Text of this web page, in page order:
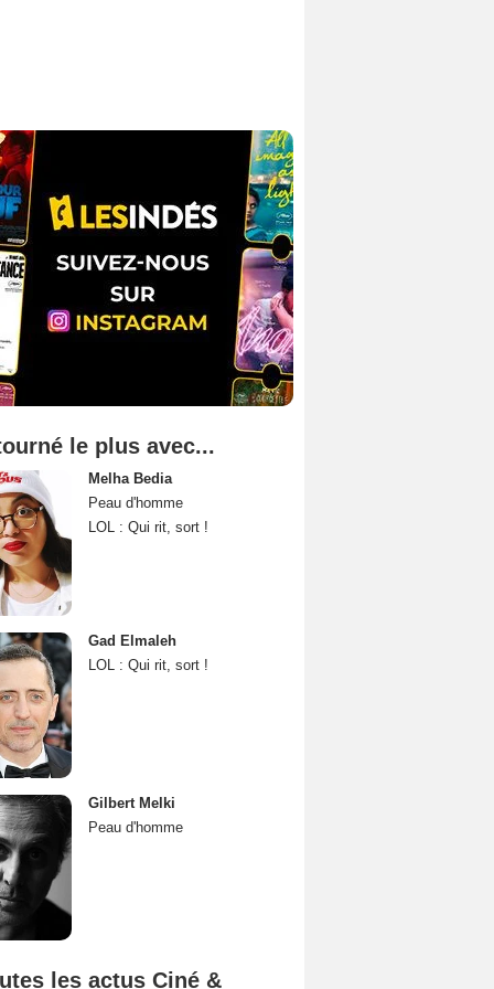
le plus avec...
Melha Bedia
Peau d'homme
LOL : Qui rit, sort !
Gad Elmaleh
LOL : Qui rit, sort !
Gilbert Melki
Peau d'homme
les actus Ciné &